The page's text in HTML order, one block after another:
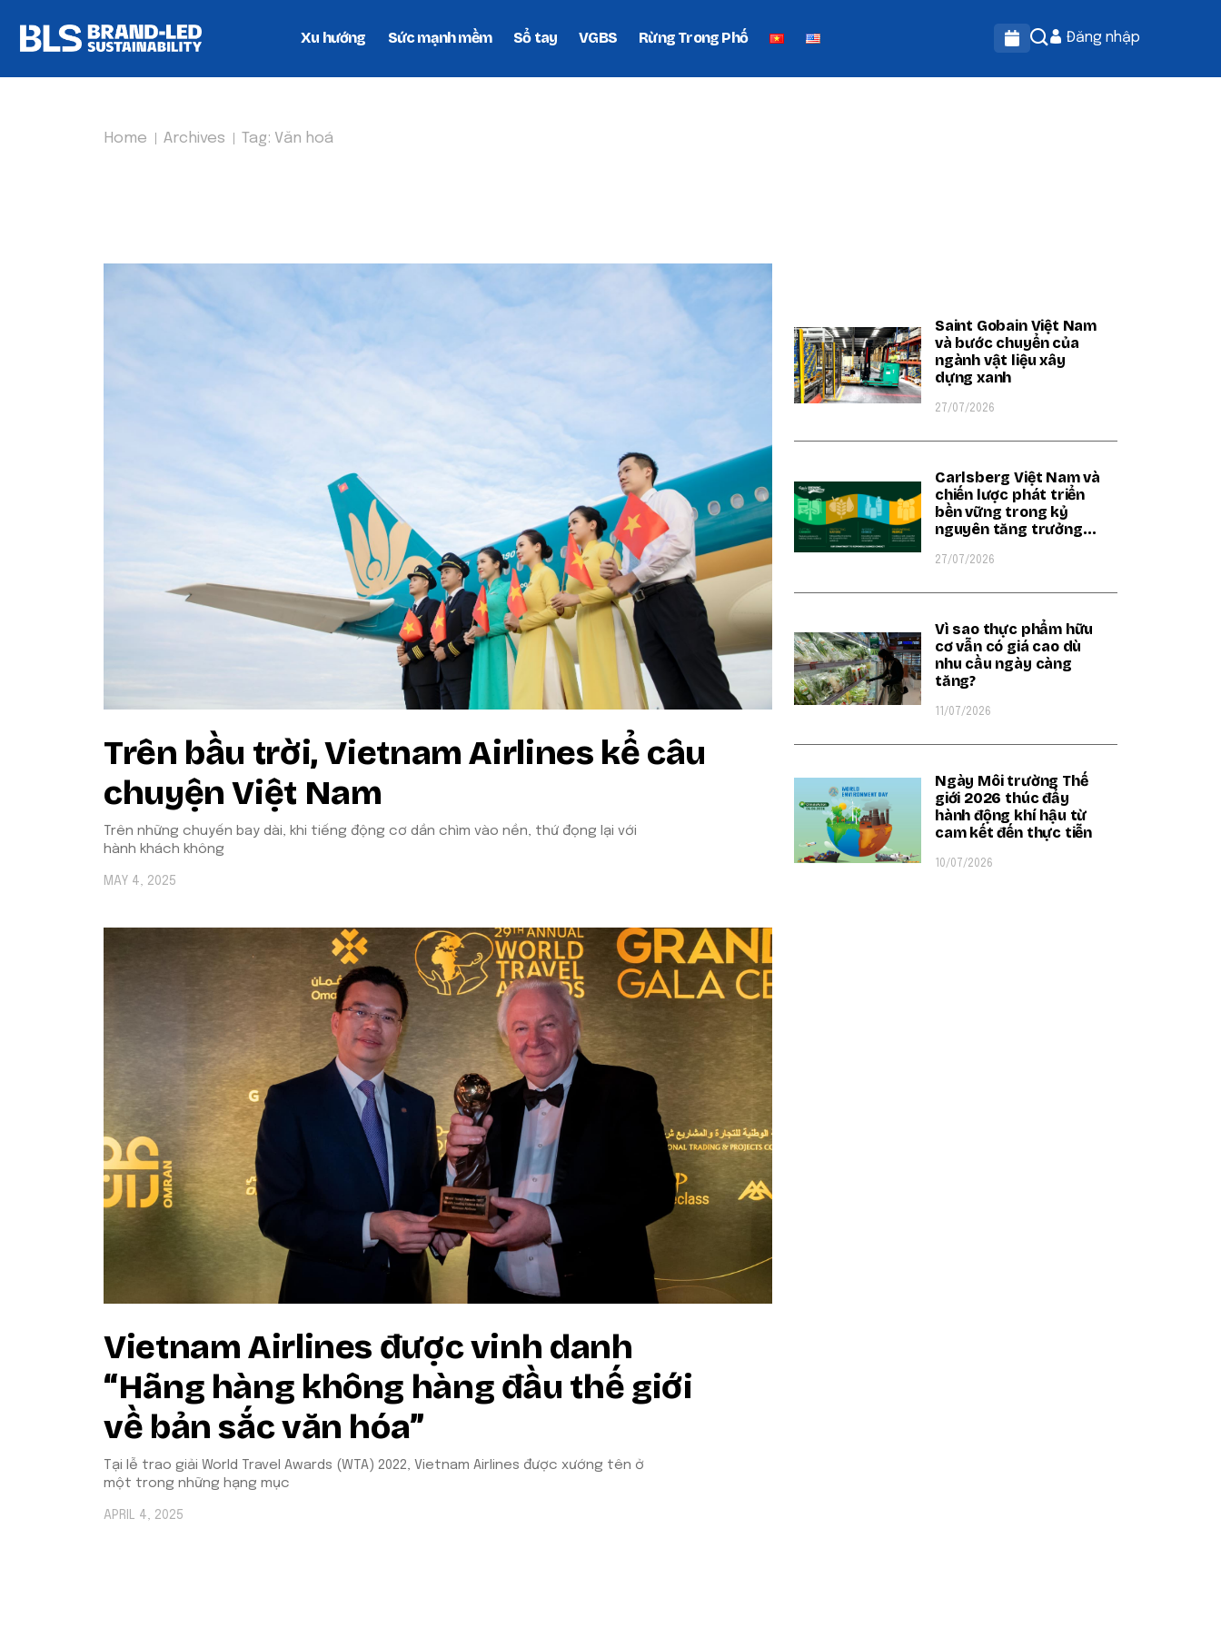
Xu hướng Sức mạnh mềm Sổ tay VGBS Rừng Trong Phố Đăng nhập
Home Archives Tag: Văn hoá
Trên bầu trời, Vietnam Airlines kể câu
chuyện Việt Nam
Trên những chuyến bay dài, khi tiếng động cơ dần chìm vào nền, thứ đọng lại với
hành khách không
MAY 4, 2025
Vietnam Airlines được vinh danh
“Hãng hàng không hàng đầu thế giới
về bản sắc văn hóa”
Tại lễ trao giải World Travel Awards (WTA) 2022, Vietnam Airlines được xướng tên ở
một trong những hạng mục
APRIL 4, 2025
Saint Gobain Việt Nam
và bước chuyển của
ngành vật liệu xây
dựng xanh
27/07/2026
Carlsberg Việt Nam và
chiến lược phát triển
bền vững trong kỷ
nguyên tăng trưởng
27/07/2026
Vì sao thực phẩm hữu
cơ vẫn có giá cao dù
nhu cầu ngày càng
tăng?
11/07/2026
Ngày Môi trường Thế
giới 2026 thúc đẩy
hành động khí hậu từ
cam kết đến thực tiễn
10/07/2026